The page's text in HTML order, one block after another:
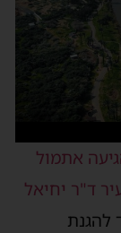
אתמול
יחיאל